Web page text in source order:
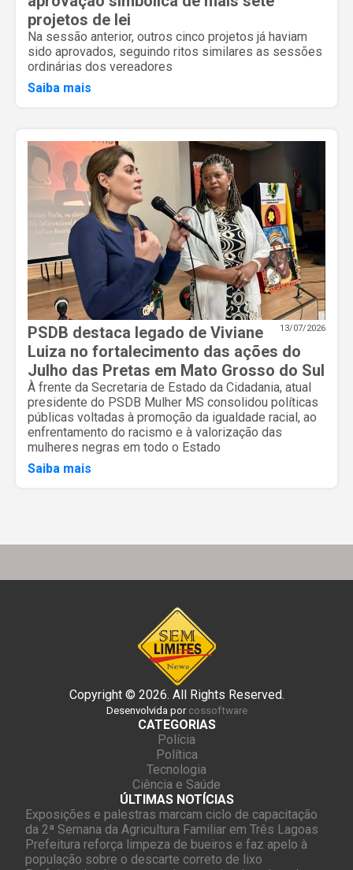
projetos de lei
Na sessão anterior, outros cinco projetos já haviam
sido aprovados, seguindo ritos similares as sessões
ordinárias dos vereadores
Saiba mais
13/07/2026
PSDB destaca legado de Viviane
Luiza no fortalecimento das ações do
Julho das Pretas em Mato Grosso do Sul
À frente da Secretaria de Estado da Cidadania, atual
presidente do PSDB Mulher MS consolidou políticas
públicas voltadas à promoção da igualdade racial, ao
enfrentamento do racismo e à valorização das
mulheres negras em todo o Estado
Saiba mais
Copyright © 2026. All Rights Reserved.
Desenvolvida por cossoftware
CATEGORIAS
Polícia
Política
Tecnologia
Ciência e Saúde
ÚLTIMAS NOTÍCIAS
Exposições e palestras marcam ciclo de capacitação
da 2ª Semana da Agricultura Familiar em Três Lagoas
Prefeitura reforça limpeza de bueiros e faz apelo à
população sobre o descarte correto de lixo